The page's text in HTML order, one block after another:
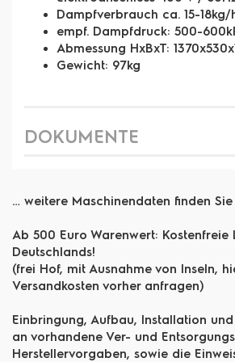
Dampfverbrauch ca. 15-18kg/
empf. Dampfdruck: 500-
Abmessung HxBxT:
Gewicht: 97kg
DOKUMENTE
… weitere Maschinendaten finden
Ab 500 Euro Warenwert: Kostenfreie
Deutschlands!
(frei Hof, mit Ausnahme von Inseln,
Versandkosten vorher anfragen)
Einbringung, Aufbau, Installation
an vorhandene Ver- und
Herstellervorgaben, sowie die